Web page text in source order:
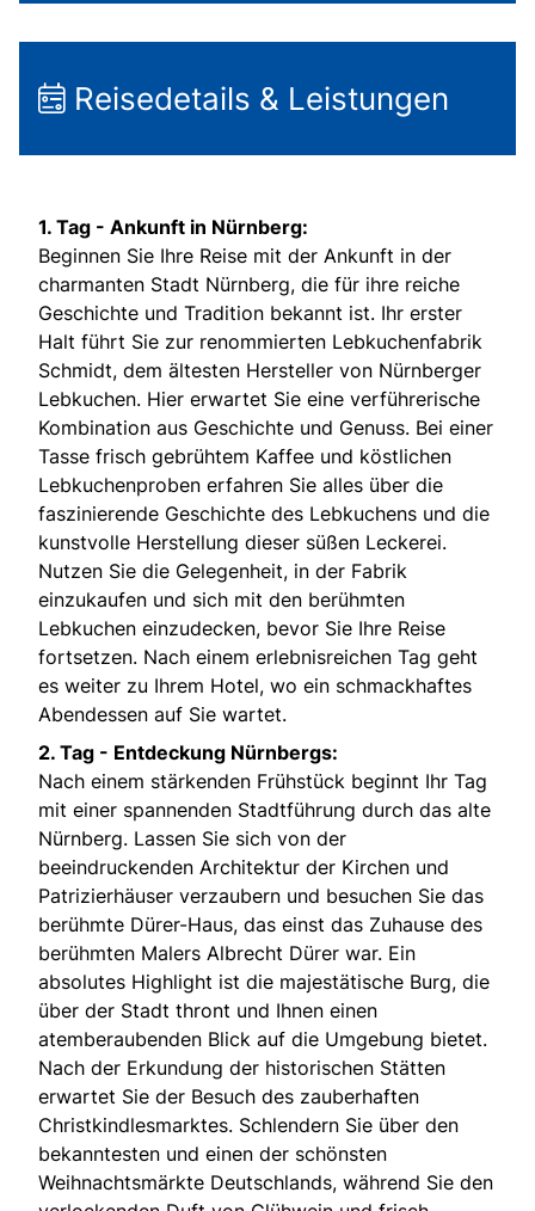
Reisedetails & Leistungen
1. Tag - Ankunft in Nürnberg:
Beginnen Sie Ihre Reise mit der Ankunft in der
charmanten Stadt Nürnberg, die für ihre reiche
Geschichte und Tradition bekannt ist. Ihr erster
Halt führt Sie zur renommierten Lebkuchenfabrik
Schmidt, dem ältesten Hersteller von Nürnberger
Lebkuchen. Hier erwartet Sie eine verführerische
Kombination aus Geschichte und Genuss. Bei einer
Tasse frisch gebrühtem Kaffee und köstlichen
Lebkuchenproben erfahren Sie alles über die
faszinierende Geschichte des Lebkuchens und die
kunstvolle Herstellung dieser süßen Leckerei.
Nutzen Sie die Gelegenheit, in der Fabrik
einzukaufen und sich mit den berühmten
Lebkuchen einzudecken, bevor Sie Ihre Reise
fortsetzen. Nach einem erlebnisreichen Tag geht
es weiter zu Ihrem Hotel, wo ein schmackhaftes
Abendessen auf Sie wartet.
2. Tag - Entdeckung Nürnbergs:
Nach einem stärkenden Frühstück beginnt Ihr Tag
mit einer spannenden Stadtführung durch das alte
Nürnberg. Lassen Sie sich von der
beeindruckenden Architektur der Kirchen und
Patrizierhäuser verzaubern und besuchen Sie das
berühmte Dürer-Haus, das einst das Zuhause des
berühmten Malers Albrecht Dürer war. Ein
absolutes Highlight ist die majestätische Burg, die
über der Stadt thront und Ihnen einen
atemberaubenden Blick auf die Umgebung bietet.
Nach der Erkundung der historischen Stätten
erwartet Sie der Besuch des zauberhaften
Christkindlesmarktes. Schlendern Sie über den
bekanntesten und einen der schönsten
Weihnachtsmärkte Deutschlands, während Sie den